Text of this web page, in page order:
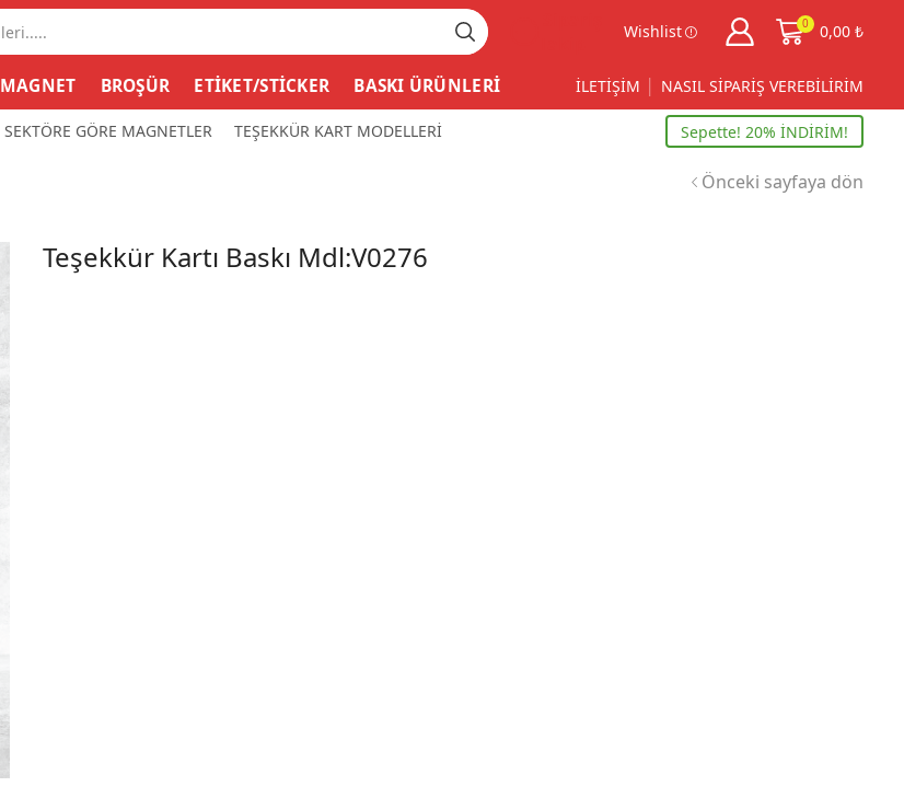
Wishlist 0 0,00 ₺
MAGNET BROŞÜR ETİKET/STİCKER BASKI ÜRÜNLERİ İLETİŞİM NASIL SİPARİŞ VEREBİLİRİM
SEKTÖRE GÖRE MAGNETLER TEŞEKKÜR KART MODELLERİ Sepette! 20% İNDİRİM!
Önceki sayfaya dön
Teşekkür Kartı Baskı Mdl:V0276